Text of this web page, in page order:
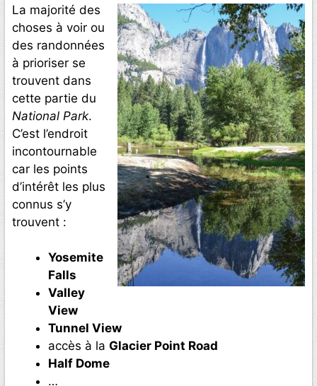
La majorité des
choses à voir ou
des randonnées
à prioriser se
trouvent dans
cette partie du
National Park.
C’est l’endroit
incontournable
car les points
d’intérêt les plus
connus s’y
trouvent :
Yosemite
Falls
Valley
View
Tunnel View
accès à la Glacier Point Road
Half Dome
…